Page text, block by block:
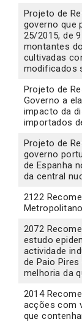
Projeto de
governo que
25/2015, de
montantes
cultivadas
modificados
Projeto de
Governo a
impacto da
importados
Projeto de
governo
de Espanha
da central
2122
2072
estudo
actividade
de Paio
melhoria da
2014
acções com
que